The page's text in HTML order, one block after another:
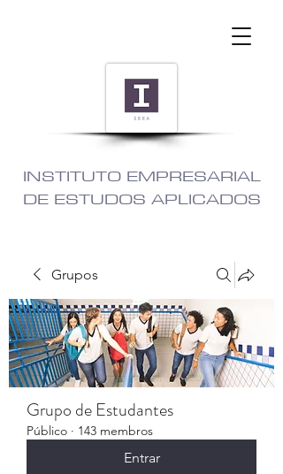
INSTITUTO EMPRESARIAL
DE ESTUDOS APLICADOS
Grupos
Grupo de Estudantes
Público · 143 membros
Entrar